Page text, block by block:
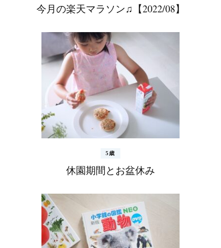
今月の楽天マラソン♫【2022/08】
5歳
休園期間とお盆休み